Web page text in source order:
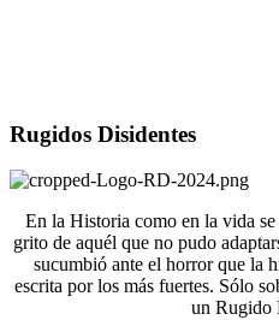
Rugidos Disidentes
En la Historia como en la vida
grito de aquél que no pudo
sucumbió ante el horror que la
escrita por los más fuertes. Sólo
un Rugido